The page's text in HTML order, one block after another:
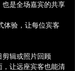
是全场嘉宾的共享
体验，让每位宾客
剪辑或照片回顾
让远座宾客也能清